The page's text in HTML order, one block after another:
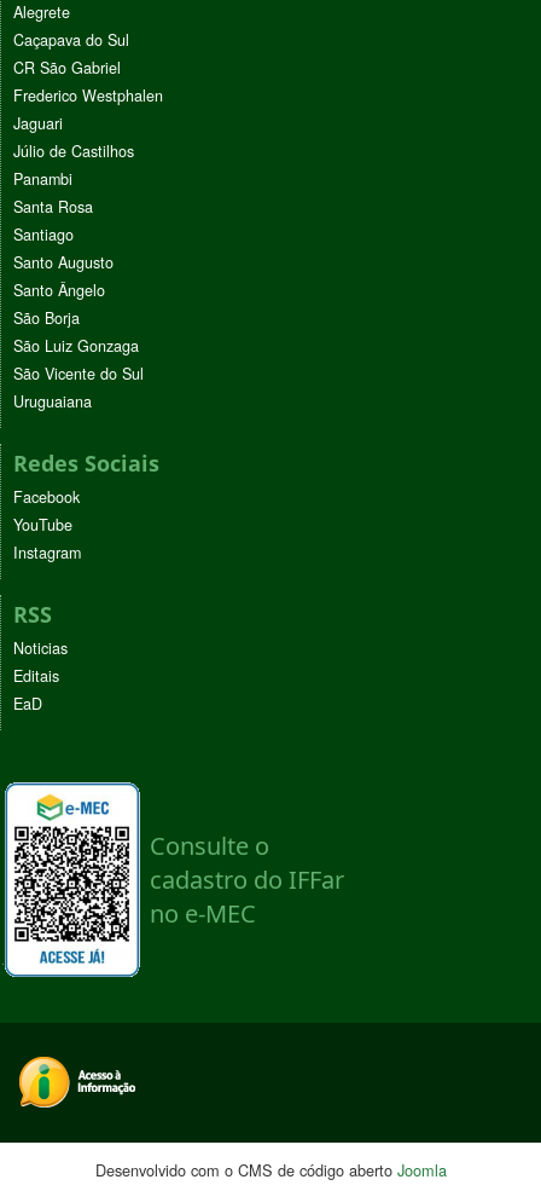
Alegrete
Caçapava do Sul
CR São Gabriel
Frederico Westphalen
Jaguari
Júlio de Castilhos
Panambi
Santa Rosa
Santiago
Santo Augusto
Santo Ângelo
São Borja
São Luiz Gonzaga
São Vicente do Sul
Uruguaiana
Redes Sociais
Facebook
YouTube
Instagram
RSS
Noticias
Editais
EaD
Desenvolvido com o CMS de código aberto Joomla